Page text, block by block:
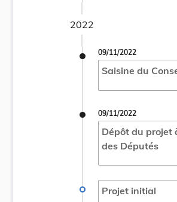
2022
09/11/2022
Saisine du
09/11/2022
Dépôt du projet
des Députés
Projet initial